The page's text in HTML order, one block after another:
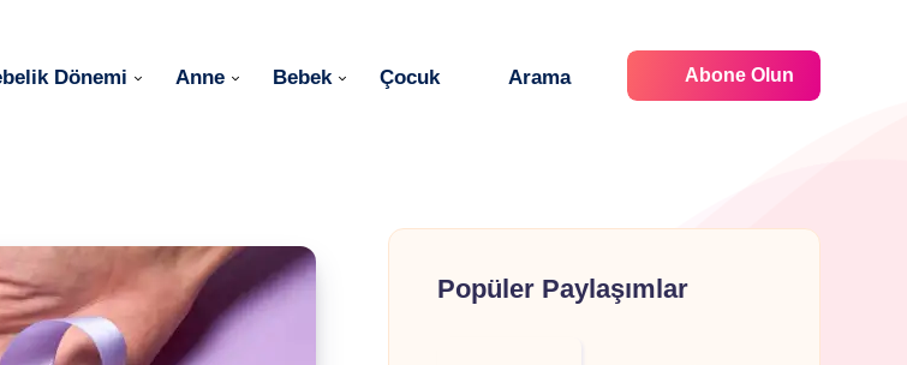
Dönemi Anne Bebek Çocuk Arama Abone Olun
Popüler Paylaşımlar